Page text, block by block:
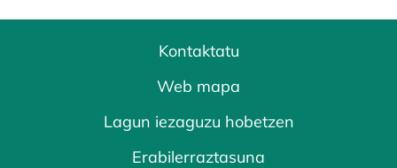
Kontaktatu
Web mapa
Lagun iezaguzu hobetzen
Erabilerraztasuna